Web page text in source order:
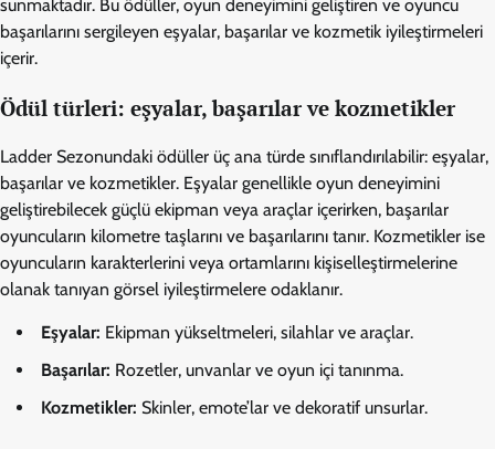
sunmaktadır. Bu ödüller, oyun deneyimini geliştiren ve oyuncu
başarılarını sergileyen eşyalar, başarılar ve kozmetik iyileştirmeleri
içerir.
Ödül türleri: eşyalar, başarılar ve kozmetikler
Ladder Sezonundaki ödüller üç ana türde sınıflandırılabilir: eşyalar,
başarılar ve kozmetikler. Eşyalar genellikle oyun deneyimini
geliştirebilecek güçlü ekipman veya araçlar içerirken, başarılar
oyuncuların kilometre taşlarını ve başarılarını tanır. Kozmetikler ise
oyuncuların karakterlerini veya ortamlarını kişiselleştirmelerine
olanak tanıyan görsel iyileştirmelere odaklanır.
Eşyalar: Ekipman yükseltmeleri, silahlar ve araçlar.
Başarılar: Rozetler, unvanlar ve oyun içi tanınma.
Kozmetikler: Skinler, emote’lar ve dekoratif unsurlar.